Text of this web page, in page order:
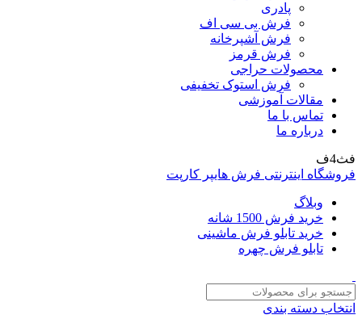
پادری
فرش بی سی اف
فرش آشپرخانه
فرش قرمز
محصولات حراجی
فرش استوک تخفیفی
مقالات آموزشی
تماس با ما
درباره ما
فث4ف
فروشگاه اینترنتی فرش هایپر کارپت
وبلاگ
خرید فرش 1500 شانه
خرید تابلو فرش ماشینی
تابلو فرش چهره
انتخاب دسته بندی